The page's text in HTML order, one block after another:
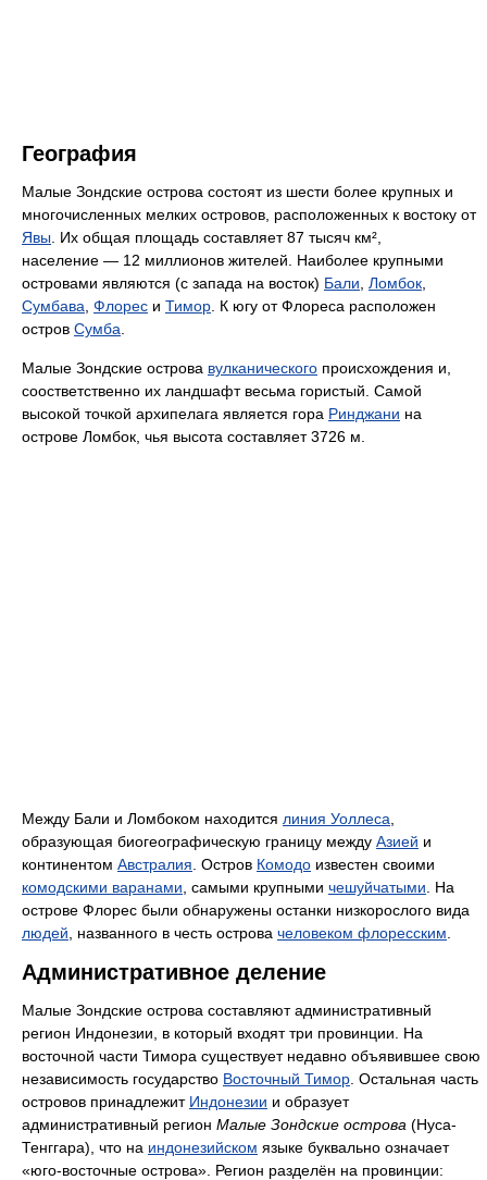
География
Малые Зондские острова состоят из шести более крупных и
многочисленных мелких островов, расположенных к востоку от
Явы . Их общая площадь составляет 87 тысяч км²,
население — 12 миллионов жителей. Наиболее крупными
островами являются (с запада на восток) Бали Ломбок
Сумбава Флорес и Тимор . К югу от Флореса расположен
остров Сумба
Малые Зондские острова вулканического происхождения и,
соостветственно их ландшафт весьма гористый. Самой
высокой точкой архипелага является гора Ринджани на
острове Ломбок, чья высота составляет 3726 м.
Между Бали и Ломбоком находится линия Уоллеса
образующая биогеографическую границу между Азией и
континентом Австралия . Остров Комодо известен своими
комодскими варанами , самыми крупными чешуйчатыми . На
острове Флорес были обнаружены останки низкорослого вида
людей , названного в честь острова человеком флоресским
Административное деление
Малые Зондские острова составляют административный
регион Индонезии, в который входят три провинции. На
восточной части Тимора существует недавно объявившее свою
независимость государство Восточный Тимор . Остальная часть
островов принадлежит Индонезии и образует
административный регион Малые Зондские острова (Нуса-
Тенггара), что на индонезийском языке буквально означает
«юго-восточные острова». Регион разделён на провинции: